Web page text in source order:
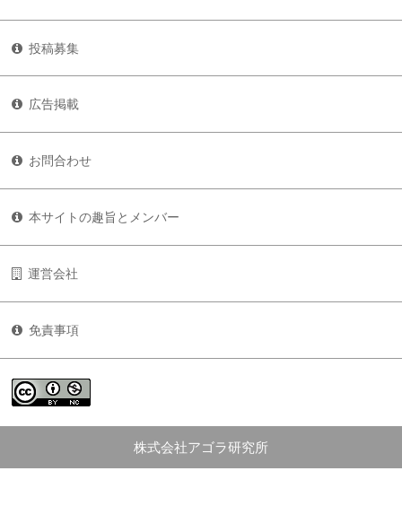
投稿募集
広告掲載
お問合わせ
本サイトの趣旨とメンバー
運営会社
免責事項
株式会社アゴラ研究所